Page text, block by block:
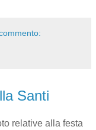
Santi
relative alla festa